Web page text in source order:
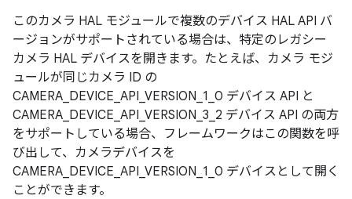
このカメラ HAL モジュールで複数のデバイス HAL API バ
ージョンがサポートされている場合は、特定のレガシー
カメラ HAL デバイスを開きます。たとえば、カメラ モジ
ュールが同じカメラ ID の
CAMERA_DEVICE_API_VERSION_1_0 デバイス API と
CAMERA_DEVICE_API_VERSION_3_2 デバイス API の両方
をサポートしている場合、フレームワークはこの関数を呼
び出して、カメラデバイスを
CAMERA_DEVICE_API_VERSION_1_0 デバイスとして開く
ことができます。